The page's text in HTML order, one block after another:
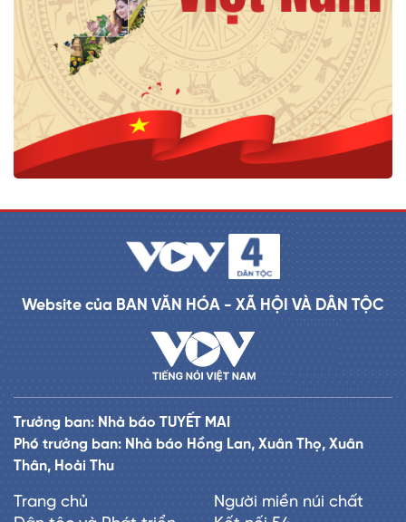
Website của BAN VĂN HÓA - XÃ HỘI VÀ DÂN TỘC
Trưởng ban: Nhà báo TUYẾT MAI
Phó trưởng ban: Nhà báo Hồng Lan, Xuân Thọ, Xuân
Thân, Hoài Thu
Trang chủ
Người miền núi chất